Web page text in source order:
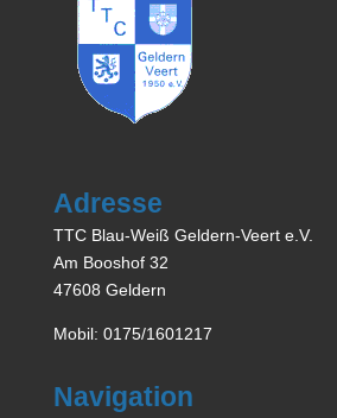
Adresse
TTC Blau-Weiß Geldern-Veert e.V.
Am Booshof 32
47608 Geldern
Mobil: 0175/1601217
Navigation